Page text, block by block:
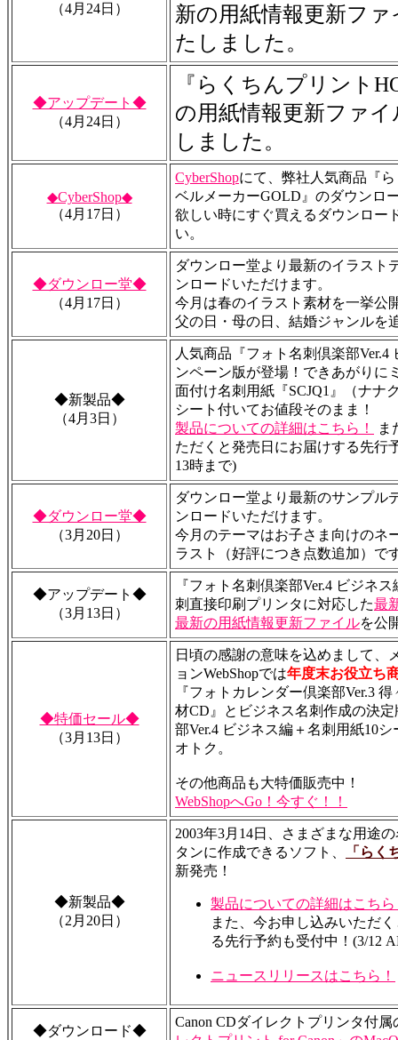
（4月24日）
新の用紙情報更新フ
たしました。
◆アップデート◆
（4月24日）
『らくちんプリント
の用紙情報更新ファ
しました。
◆CyberShop◆
（4月17日）
CyberShopにて、弊社人気商品『
ベルメーカーGOLD』のダウンロ
欲しい時にすぐ買えるダウンロー
い。
◆ダウンロー堂◆
（4月17日）
ダウンロー堂より最新のイラスト
ンロードいただけます。
今月は春のイラスト素材を一挙公
父の日・母の日、結婚ジャンルを
◆新製品◆
（4月3日）
人気商品『フォト名刺倶楽部Ver.4
ンペーン版が登場！できあがりに
面付け名刺用紙『SCJQ1』（ナナ
シート付いてお値段そのまま！
製品についての詳細はこちら！
ま
ただくと発売日にお届けする先行
13時まで)
◆ダウンロー堂◆
（3月20日）
ダウンロー堂より最新のサンプル
ンロードいただけます。
今月のテーマはお子さま向けのネ
ラスト（好評につき点数追加）で
◆アップデート◆
（3月13日）
『フォト名刺倶楽部Ver.4 ビジネ
刺直接印刷プリンタに対応した最
最新の用紙情報更新ファイルを公
◆特価セール◆
（3月13日）
日頃の感謝の意味を込めまして、
ョンWebShopでは年度末お役立ち
『フォトカレンダー倶楽部Ver.3
材CD』とビジネス名刺作成の決
部Ver.4 ビジネス編＋名刺用紙10
オトク。
その他商品も大特価販売中！
WebShopへGo！今すぐ！！
◆新製品◆
（2月20日）
2003年3月14日、さまざまな用途
タンに作成できるソフト、
「らく
新発売！
製品についての詳細はこちら
また、今お申し込みいただ
る先行予約も受付中！(3/12
ニュースリリースはこちら！
◆ダウンロード◆
Canon CDダイレクトプリンタ付属